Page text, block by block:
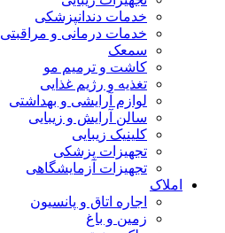
خدمات دندانپزشکی
خدمات درمانی و مراقبتی
سمعک
کاشت و ترمیم مو
تغذیه و رژیم غذایی
لوازم آرایشی و بهداشتی
سالن آرایش و زیبایی
کلینیک زیبایی
تجهیزات پزشکی
تجهیزات آزمایشگاهی
املاک
اجاره اتاق و پانسیون
زمین و باغ